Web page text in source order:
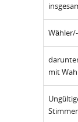
mit